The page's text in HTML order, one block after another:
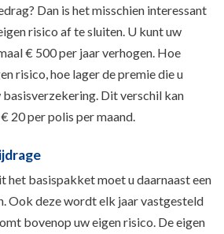
Dan is het misschien interessant
risico af te sluiten. U kunt uw
€ 500 per jaar verhogen. Hoe
risico, hoe lager de premie die u
Dit verschil kan
20 per polis per maand.
het basispakket moet u daarnaast een
Ook deze wordt elk jaar vastgesteld
bovenop uw eigen risico. De eigen